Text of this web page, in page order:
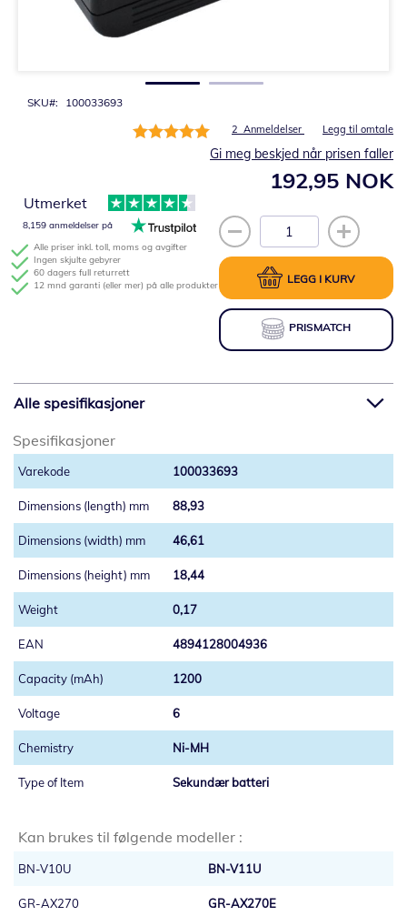
SKU 100033693
Rating:
2 Anmeldelser Legg til omtale
192,95 NOK
Gi meg beskjed når prisen faller
LEGG I KURV
PRISMATCH
Alle priser inkl. toll, moms og avgifter
Ingen skjulte gebyrer
60 dagers full returrett
12 mnd garanti (eller mer) på alle produkter
Utmerket
8,159 anmeldelser på
Alle spesifikasjoner
Spesifikasjoner
100033693
88,93
46,61
18,44
0,17
4894128004936
1200
6
Ni-MH
Sekundær batteri
Kan brukes til følgende modeller :
BN-V10U BN-V11U
GR-AX270 GR-AX270E